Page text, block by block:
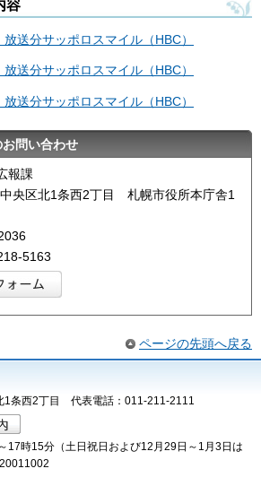
容
送分サッポロスマイル（HBC）
送分サッポロスマイル（HBC）
送分サッポロスマイル（HBC）
問い合わせ
報課
央区北1条西2丁目 札幌市役所本庁舎1
5163
ページの先頭へ戻る
1条西2丁目 代表電話：011-211-2111
17時15分（土日祝日および12月29日～1月3日は